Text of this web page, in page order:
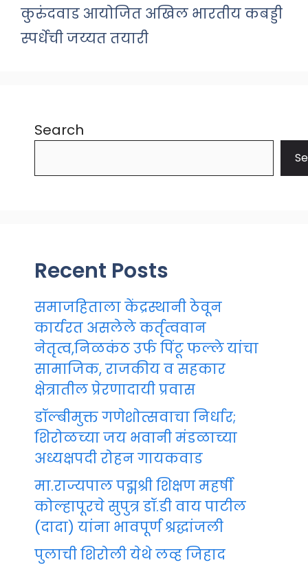
कुरुंदवाड आयोजित अखिल भारतीय कबड्डी
स्पर्धेची जय्यत तयारी
Search
Recent Posts
समाजहिताला केंद्रस्थानी ठेवून
कार्यरत असलेले कर्तृत्ववान
नेतृत्व,निळकंठ उर्फ पिंटू फल्ले यांचा
सामाजिक, राजकीय व सहकार
क्षेत्रातील प्रेरणादायी प्रवास
डॉल्बीमुक्त गणेशोत्सवाचा निर्धार;
शिरोळच्या जय भवानी मंडळाच्या
अध्यक्षपदी रोहन गायकवाड
मा.राज्यपाल पद्मश्री शिक्षण महर्षी
कोल्हापूरचे सुपुत्र डॉ.डी वाय पाटील
(दादा) यांना भावपूर्ण श्रद्धांजली
पुलाची शिरोली येथे लव्ह जिहाद